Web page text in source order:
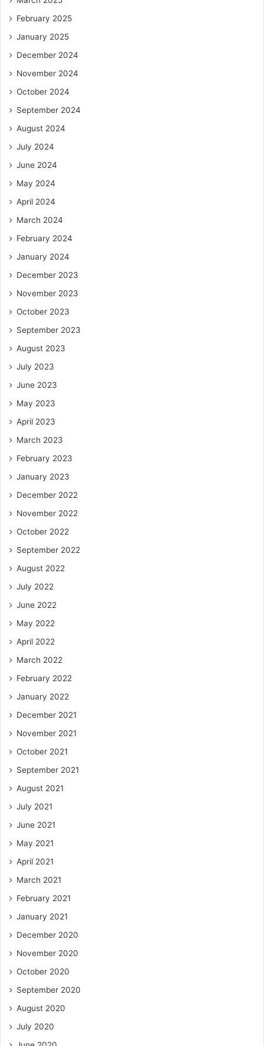
February 2025
January 2025
December 2024
November 2024
October 2024
September 2024
August 2024
July 2024
June 2024
May 2024
April 2024
March 2024
February 2024
January 2024
December 2023
November 2023
October 2023
September 2023
August 2023
July 2023
June 2023
May 2023
April 2023
March 2023
February 2023
January 2023
December 2022
November 2022
October 2022
September 2022
August 2022
July 2022
June 2022
May 2022
April 2022
March 2022
February 2022
January 2022
December 2021
November 2021
October 2021
September 2021
August 2021
July 2021
June 2021
May 2021
April 2021
March 2021
February 2021
January 2021
December 2020
November 2020
October 2020
September 2020
August 2020
July 2020